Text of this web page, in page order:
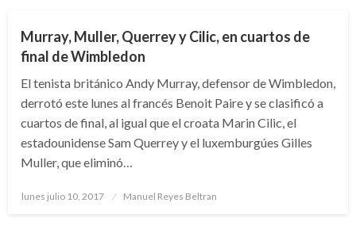
Murray, Muller, Querrey y Cilic, en cuartos de
final de Wimbledon
El tenista británico Andy Murray, defensor de Wimbledon,
derrotó este lunes al francés Benoit Paire y se clasificó a
cuartos de final, al igual que el croata Marin Cilic, el
estadounidense Sam Querrey y el luxemburgúes Gilles
Muller, que eliminó…
Publicado
lunes julio 10, 2017 Manuel Reyes Beltran